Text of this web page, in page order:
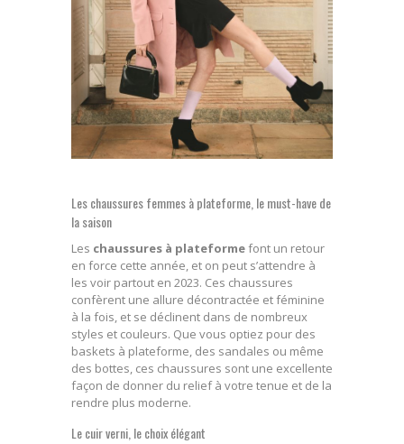
Les chaussures femmes à plateforme, le must-have de
la saison
Les chaussures à plateformefont un retour
en force cette année, et on peut s’attendre à
les voir partout en 2023. Ces chaussures
confèrent une allure décontractée et féminine
à la fois, et se déclinent dans de nombreux
styles et couleurs. Que vous optiez pour des
baskets à plateforme, des sandales ou même
des bottes, ces chaussures sont une excellente
façon de donner du relief à votre tenue et de la
rendre plus moderne.
Le cuir verni, le choix élégant